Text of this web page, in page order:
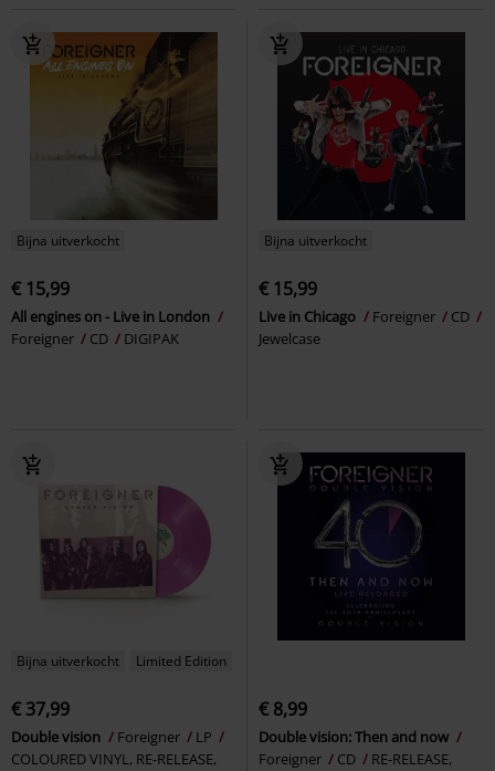
Bijna uitverkocht
€ 15,99
All engines on - Live in London
Foreigner
CD DIGIPAK
Bijna uitverkocht
€ 15,99
Live in Chicago Foreigner
CD
Jewelcase
Bijna uitverkocht Limited Edition
€ 37,99
Double vision Foreigner
LP
COLOURED VINYL, RE-RELEASE,
€ 8,99
Double vision: Then and now
Foreigner
CD
RE-RELEASE,